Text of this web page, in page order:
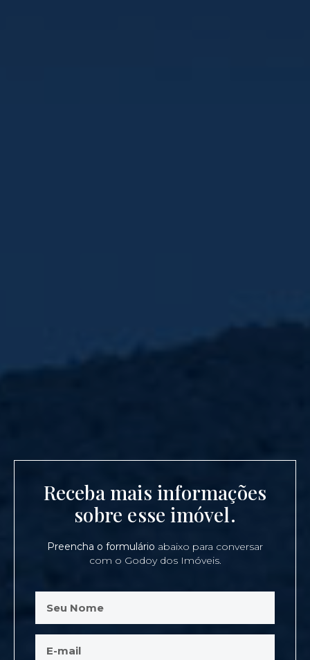
Receba mais informações
sobre esse imóvel.
Preencha o formulário abaixo para conversar
com o Godoy dos Imóveis.